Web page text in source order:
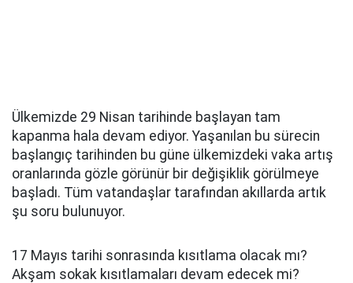
Ülkemizde 29 Nisan tarihinde başlayan tam
kapanma hala devam ediyor. Yaşanılan bu sürecin
başlangıç tarihinden bu güne ülkemizdeki vaka artış
oranlarında gözle görünür bir değişiklik görülmeye
başladı. Tüm vatandaşlar tarafından akıllarda artık
şu soru bulunuyor.
17 Mayıs tarihi sonrasında kısıtlama olacak mı?
Akşam sokak kısıtlamaları devam edecek mi?